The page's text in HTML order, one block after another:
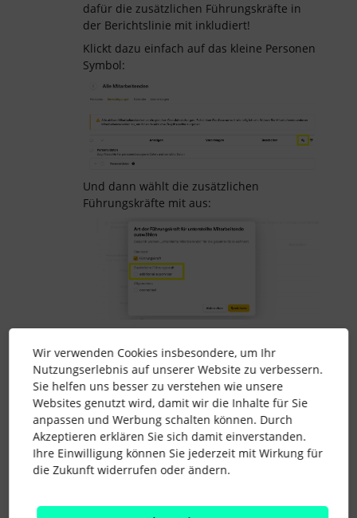
dafür die zusätzlichen Führungskräfte in
der Berichtslinie mit inkludiert!
Klickt dazu einfach auf das kleine Personen
Symbol:
Und dann wählt die zusätzlichen
Führungskräfte mit aus:
Inzwischen ist es so: Hat ein*e
Mitarbeitende*r Zugriff auf die
Abwesenheiten unter den Berechtigungen,
sieht sie/er diese Abwesenheiten auch im
Kalender (so lange er auch Zugriff auf das
Öffentliche Profil hat 🤓).
Ganz liebe Grüße,
Wir verwenden Cookies insbesondere, um Ihr
Nutzungserlebnis auf unserer Website zu verbessern.
Sie helfen uns besser zu verstehen wie unsere
Websites genutzt wird, damit wir die Inhalte für Sie
anpassen und Werbung schalten können. Durch
Akzeptieren erklären Sie sich damit einverstanden.
Ihre Einwilligung können Sie jederzeit mit Wirkung für
die Zukunft widerrufen oder ändern.